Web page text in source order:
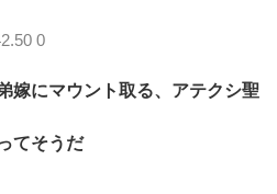
0
嫁にマウント取る、アテクシ聖
てそうだ